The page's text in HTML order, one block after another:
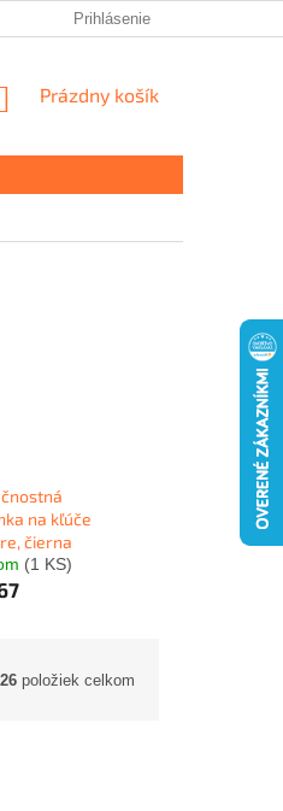
Prihlásenie
NÁKUPNÝ
Prázdny košík
na kľúče
čierna
(1 KS)
26 položiek celkom